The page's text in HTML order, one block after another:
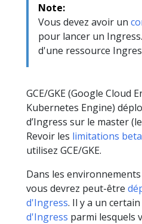
Note:
Vous devez avoir un
pour lancer un
d'une ressource
GCE/GKE (Google Cloud
Kubernetes Engine)
d’Ingress sur le master
Revoir les limitations beta
utilisez GCE/GKE.
Dans les environnements
vous devrez peut-être
d'Ingress. Il y a un
d'Ingress parmi lesquels